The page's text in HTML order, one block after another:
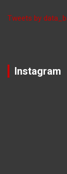
Tweets by
Instagram